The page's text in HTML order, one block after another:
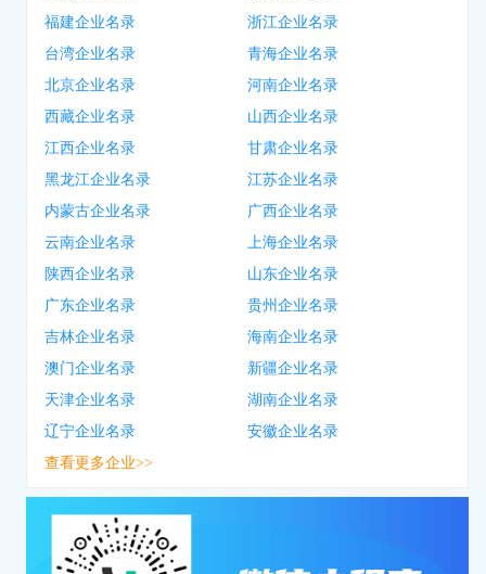
福建企业名录
浙江企业名录
台湾企业名录
青海企业名录
北京企业名录
河南企业名录
西藏企业名录
山西企业名录
江西企业名录
甘肃企业名录
黑龙江企业名录
江苏企业名录
内蒙古企业名录
广西企业名录
云南企业名录
上海企业名录
陕西企业名录
山东企业名录
广东企业名录
贵州企业名录
吉林企业名录
海南企业名录
澳门企业名录
新疆企业名录
天津企业名录
湖南企业名录
辽宁企业名录
安徽企业名录
查看更多企业>>